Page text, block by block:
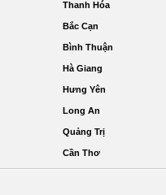
Thanh Hóa
Bắc Cạn
Bình Thuận
Hà Giang
Hưng Yên
Long An
Quảng Trị
Cần Thơ